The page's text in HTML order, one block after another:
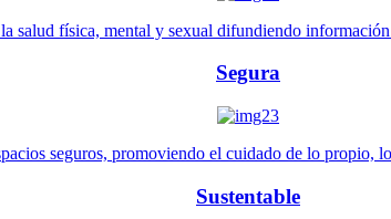
salud física, mental y sexual difundiendo
Segura
seguros, promoviendo el cuidado de lo propio,
Sustentable